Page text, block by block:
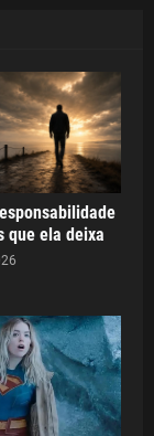
que ela deixa